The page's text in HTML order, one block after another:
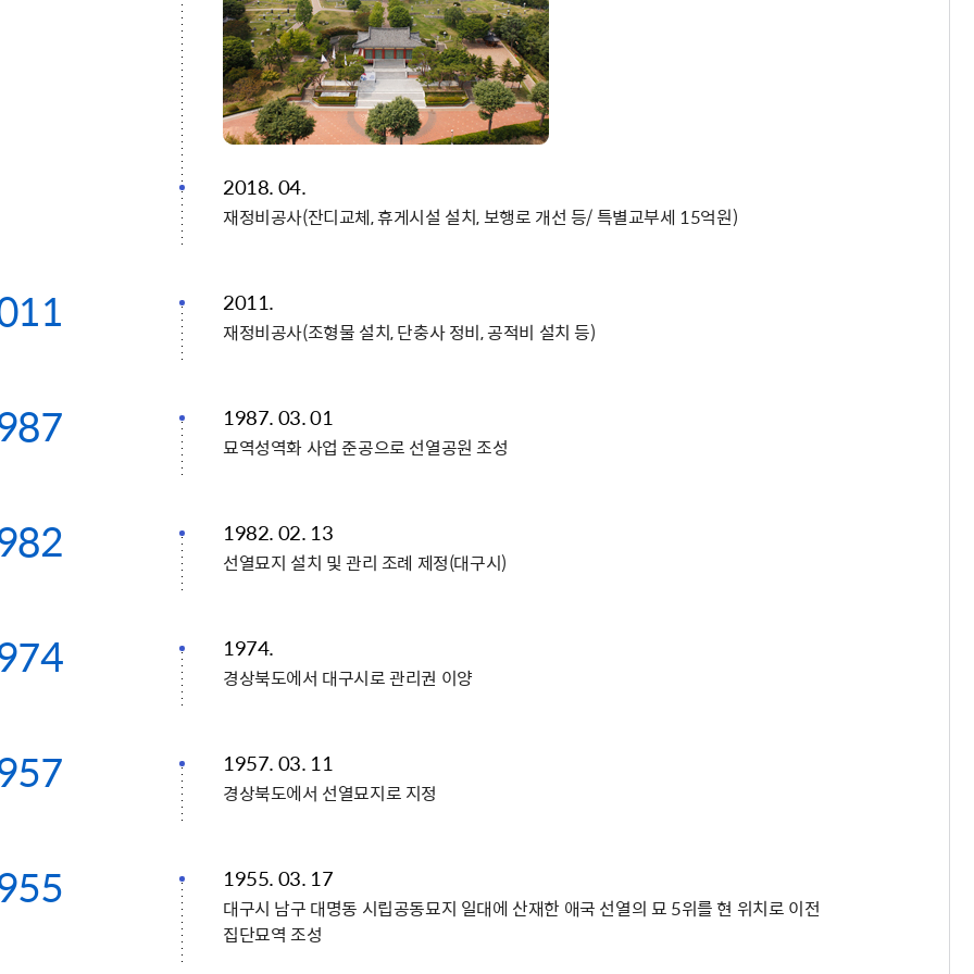
2018. 04.
재정비공사(잔디교체, 휴게시설 설치, 보행로 개선 등/ 특별교부세 15억원)
2011.
재정비공사(조형물 설치, 단충사 정비, 공적비 설치 등)
1987. 03. 01
묘역성역화 사업 준공으로 선열공원 조성
1982. 02. 13
선열묘지 설치 및 관리 조례 제정(대구시)
1974.
경상북도에서 대구시로 관리권 이양
1957. 03. 11
경상북도에서 선열묘지로 지정
1955. 03. 17
대구시 남구 대명동 시립공동묘지 일대에 산재한 애국 선열의 묘 5위를 현 위치로 이전
집단묘역 조성